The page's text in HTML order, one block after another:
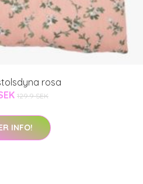
rosa
129.9 SEK
INFO!